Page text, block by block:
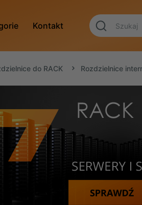
Kontakt
do RACK Rozdzielnice